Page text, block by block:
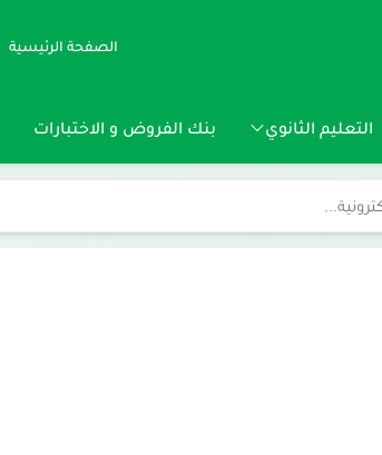
الصفحة الرئيسية
التعليم الثانوي بنك الفروض و الاختبارات